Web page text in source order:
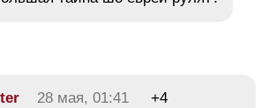
28 мая, 01:41
+4